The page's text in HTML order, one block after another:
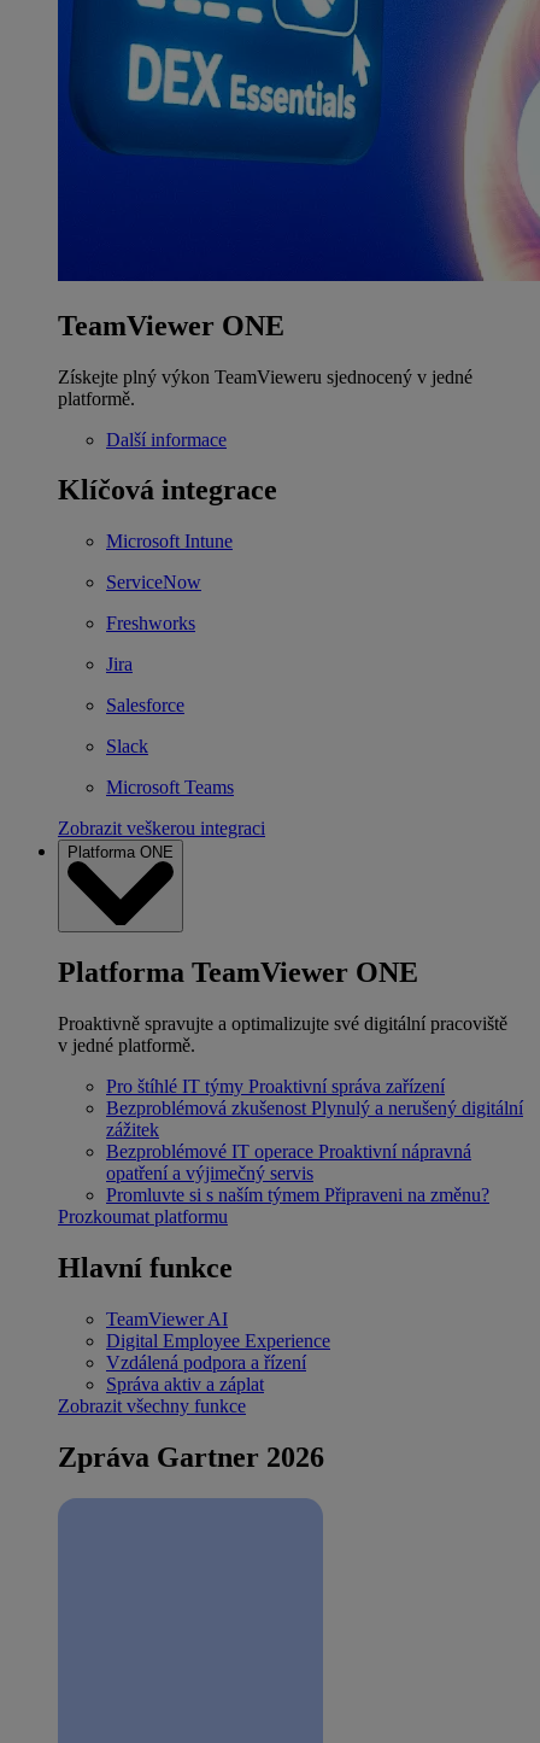
TeamViewer ONE
Získejte plný výkon TeamVieweru sjednocený v jedné
platformě.
Další informace
Klíčová integrace
Microsoft Intune
ServiceNow
Freshworks
Jira
Salesforce
Slack
Microsoft Teams
Zobrazit veškerou integraci
Platforma ONE
Platforma TeamViewer ONE
Proaktivně spravujte a optimalizujte své digitální pracoviště
v jedné platformě.
Pro štíhlé IT týmy Proaktivní správa zařízení
Bezproblémová zkušenost Plynulý a nerušený digitální
zážitek
Bezproblémové IT operace Proaktivní nápravná
opatření a výjimečný servis
Promluvte si s naším týmem Připraveni na změnu?
Prozkoumat platformu
Hlavní funkce
TeamViewer AI
Digital Employee Experience
Vzdálená podpora a řízení
Správa aktiv a záplat
Zobrazit všechny funkce
Zpráva Gartner 2026